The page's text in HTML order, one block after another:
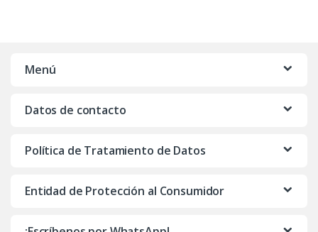
Menú
Datos de contacto
Política de Tratamiento de Datos
Entidad de Protección al Consumidor